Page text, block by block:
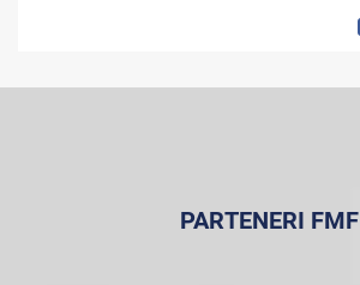
PARTENERI FMF